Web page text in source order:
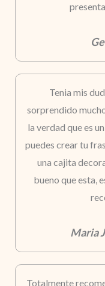
Tenia mis
sorprendido
la verdad que es
puedes crear tu
una cajita
bueno que esta,
Maria
Totalmente